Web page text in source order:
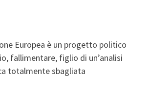
Europea è un progetto politico
fallimentare, figlio di un’analisi
totalmente sbagliata